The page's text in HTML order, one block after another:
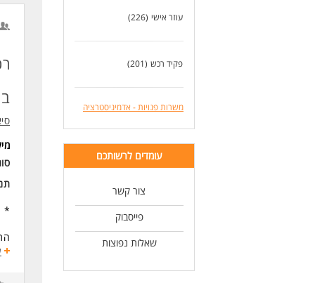
עוזר אישי (226)
פקיד רכש (201)
משרות פנויות - אדמיניסטרציה
עומדים לרשותכם
צור קשר
פייסבוק
שאלות נפוצות
*
*